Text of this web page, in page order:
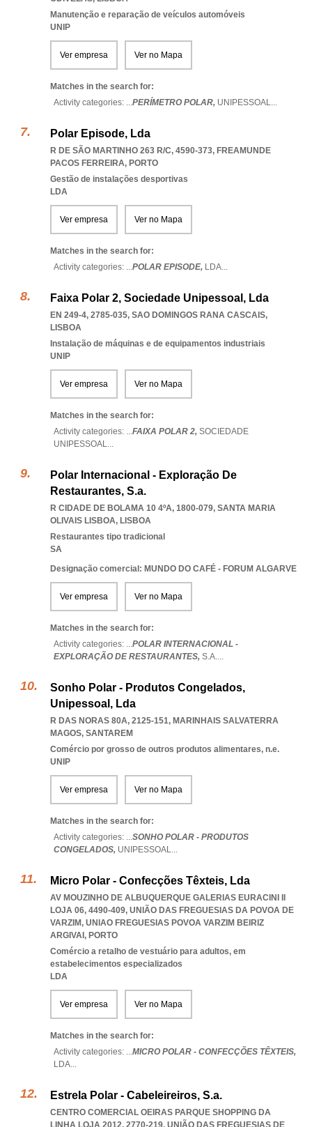
Manutenção e reparação de veículos automóveis
UNIP
Ver empresa Ver no Mapa
Matches in the search for:
Activity categories: ...PERÍMETRO POLAR, UNIPESSOAL...
Polar Episode, Lda
R DE SÃO MARTINHO 263 R/C, 4590-373, FREAMUNDE
PACOS FERREIRA, PORTO
Gestão de instalações desportivas
LDA
Ver empresa Ver no Mapa
Matches in the search for:
Activity categories: ...POLAR EPISODE, LDA...
Faixa Polar 2, Sociedade Unipessoal, Lda
EN 249-4, 2785-035, SAO DOMINGOS RANA CASCAIS,
LISBOA
Instalação de máquinas e de equipamentos industriais
UNIP
Ver empresa Ver no Mapa
Matches in the search for:
Activity categories: ...FAIXA POLAR 2, SOCIEDADE
UNIPESSOAL...
Polar Internacional - Exploração De
Restaurantes, S.a.
R CIDADE DE BOLAMA 10 4ºA, 1800-079, SANTA MARIA
OLIVAIS LISBOA, LISBOA
Restaurantes tipo tradicional
SA
Designação comercial: MUNDO DO CAFÉ - FORUM ALGARVE
Ver empresa Ver no Mapa
Matches in the search for:
Activity categories: ...POLAR INTERNACIONAL -
EXPLORAÇÃO DE RESTAURANTES, S.A....
Sonho Polar - Produtos Congelados,
Unipessoal, Lda
R DAS NORAS 80A, 2125-151, MARINHAIS SALVATERRA
MAGOS, SANTAREM
Comércio por grosso de outros produtos alimentares, n.e.
UNIP
Ver empresa Ver no Mapa
Matches in the search for:
Activity categories: ...SONHO POLAR - PRODUTOS
CONGELADOS, UNIPESSOAL...
Micro Polar - Confecções Têxteis, Lda
AV MOUZINHO DE ALBUQUERQUE GALERIAS EURACINI II
LOJA 06, 4490-409, UNIÃO DAS FREGUESIAS DA POVOA DE
VARZIM, UNIAO FREGUESIAS POVOA VARZIM BEIRIZ
ARGIVAI , PORTO
Comércio a retalho de vestuário para adultos, em
estabelecimentos especializados
LDA
Ver empresa Ver no Mapa
Matches in the search for:
Activity categories: ...MICRO POLAR - CONFECÇÕES TÊXTEIS,
LDA...
Estrela Polar - Cabeleireiros, S.a.
CENTRO COMERCIAL OEIRAS PARQUE SHOPPING DA
LINHA LOJA 2012, 2770-219, UNIÃO DAS FREGUESIAS DE